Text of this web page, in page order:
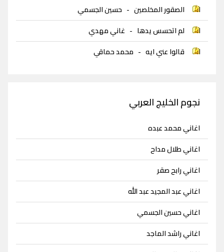
الصقور المخلصين - حسين الجسمي
لم اتحسس يدها - غاني مهدي
قالوا عني ايه - محمد حماقي
نجوم الخليج العربي
اغاني محمد عبده
اغاني طلال مداح
اغاني رابح صقر
اغاني عبد المجيد عبد الله
اغاني حسين الجسمي
اغاني راشد الماجد